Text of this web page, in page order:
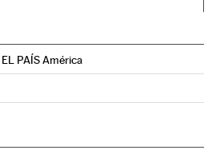
PAÍS América
Twitter
en Instagram
Brasil en Facebook